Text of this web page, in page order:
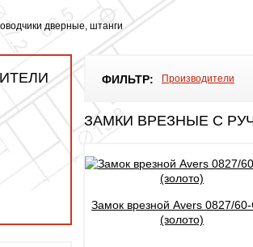
дверные, штанги
ФИЛЬТР: Производители
ЗАМКИ ВРЕЗНЫЕ С
Замок врезной Avers 0827/
(золото)